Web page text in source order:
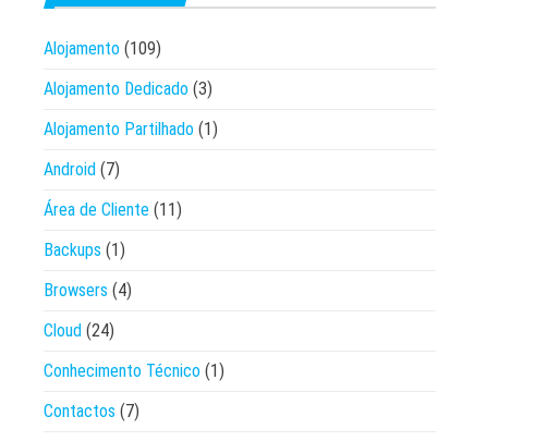
Alojamento (109)
Alojamento Dedicado (3)
Alojamento Partilhado (1)
Android (7)
Área de Cliente (11)
Backups (1)
Browsers (4)
Cloud (24)
Conhecimento Técnico (1)
Contactos (7)